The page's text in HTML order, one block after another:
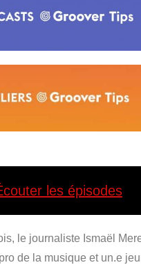
les épisodes
le journaliste Ismaël
de la musique et un.e